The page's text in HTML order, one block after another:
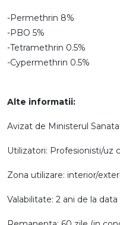
-Permethrin 8%
-PBO 5%
-Tetramethrin 0.5%
-Cypermethrin 0.5%
Alte informatii:
Avizat de Ministerul
Utilizatori: Profesionisti/uz
Zona utilizare: interior/
Valabilitate: 2 ani de la